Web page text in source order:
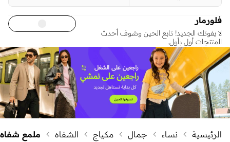
فلورمار
لا يفوتك الجديد! تابع الحين وشوف أحدث
المنتجات أول بأول.
الرئيسية نساء جمال مكياج الشفاه ملمع شفاه